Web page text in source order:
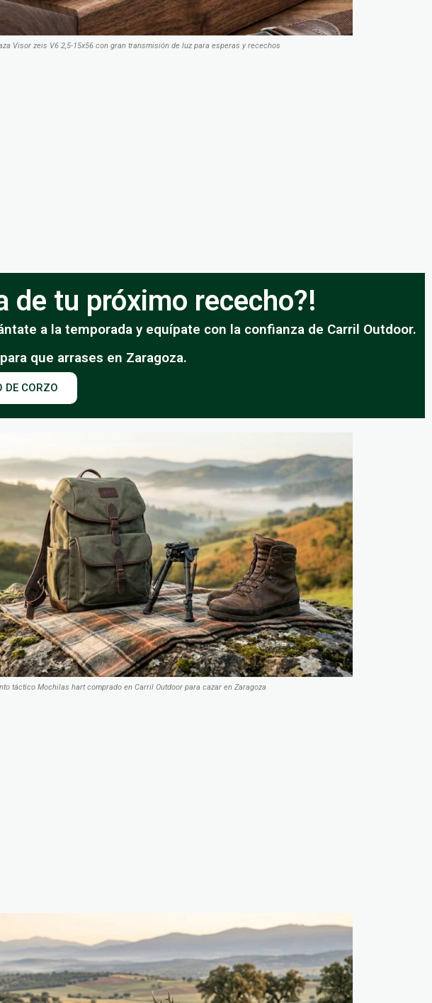
Visor zeis V6 2,5-15x56 con gran transmisión de luz para esperas y recechos
de tu próximo rececho?!
a la temporada y equípate con la confianza de Carril Outdoor.
que arrases en Zaragoza.
DE CORZO
táctico Mochilas hart comprado en Carril Outdoor para cazar en Zaragoza